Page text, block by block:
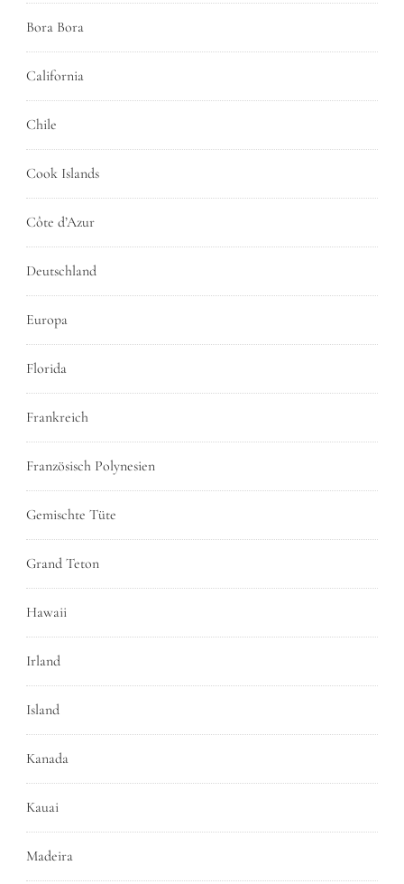
Bora Bora
California
Chile
Cook Islands
Côte d’Azur
Deutschland
Europa
Florida
Frankreich
Französisch Polynesien
Gemischte Tüte
Grand Teton
Hawaii
Irland
Island
Kanada
Kauai
Madeira